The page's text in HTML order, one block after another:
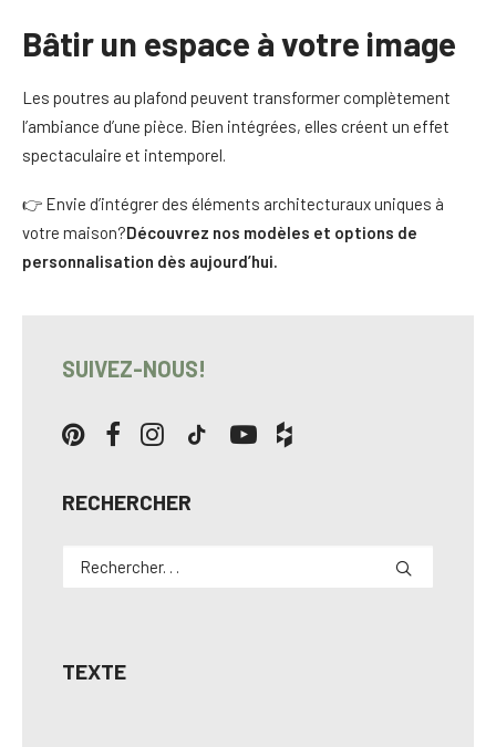
Bâtir un espace à votre image
Les poutres au plafond peuvent transformer complètement
l’ambiance d’une pièce. Bien intégrées, elles créent un effet
spectaculaire et intemporel.
👉 Envie d’intégrer des éléments architecturaux uniques à
votre maison?Découvrez nos modèles et options de
personnalisation dès aujourd’hui.
SUIVEZ-NOUS!
RECHERCHER
TEXTE